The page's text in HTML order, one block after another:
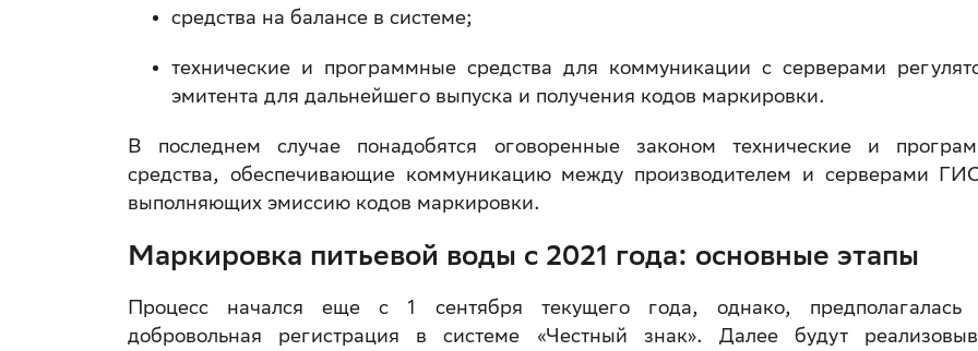
средства на балансе в системе;
технические и программные средства для коммуникации с серверами
эмитента для дальнейшего выпуска и получения кодов маркировки.
В последнем случае понадобятся оговоренные законом технические и
средства, обеспечивающие коммуникацию между производителем и серверами
выполняющих эмиссию кодов маркировки.
Маркировка питьевой воды с 2021 года: основные этапы
Процесс начался еще с 1 сентября текущего года, однако, предполагалась
добровольная регистрация в системе «Честный знак». Далее будут